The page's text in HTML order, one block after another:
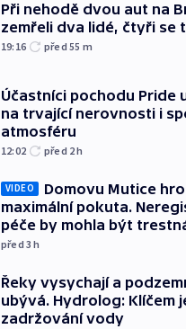
Při nehodě dvou aut na
zemřeli dva lidé, čtyři se
19:16 před 55 m
Účastníci pochodu Pride
na trvající nerovnosti i
atmosféru
12:02 před 2h
VIDEO
Domovu Mutice
maximální pokuta.
péče by mohla být
před 3h
Řeky vysychají a
ubývá. Hydrolog: Klíčem
zadržování vody